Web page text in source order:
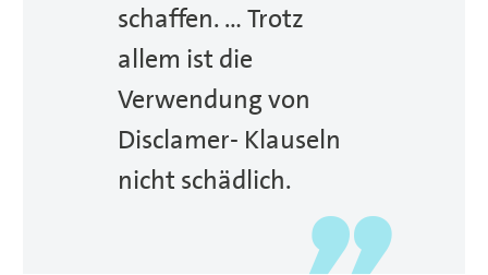
schaffen. … Trotz
allem ist die
Verwendung von
Disclamer- Klauseln
nicht schädlich.